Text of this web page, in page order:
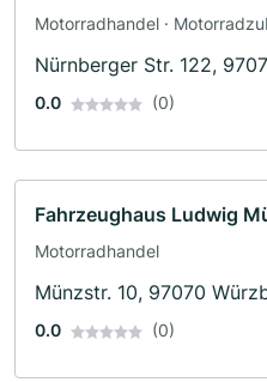
Motorradhandel ·
Fahrzeuglackierungen ·
Nürnberger Str. 122,
0.0 (0)
Fahrzeughaus Ludwig
Motorradhandel
Münzstr. 10, 97070
0.0 (0)